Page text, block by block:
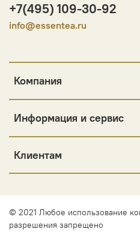
Компания
Информация и сервис
Клиентам
+7(495) 109-30-92
info@essentea.ru
© 2021 Любое использование
разрешения запрещено